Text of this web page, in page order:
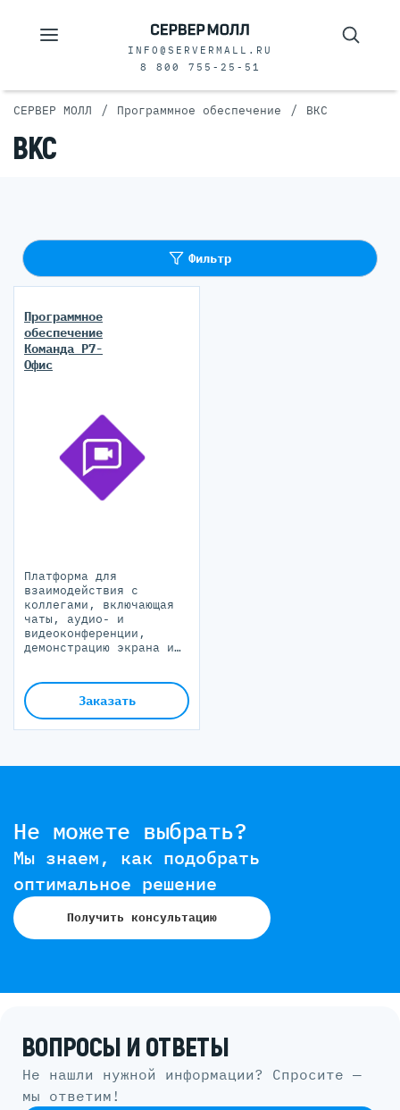
INFO@SERVERMALL.RU
8 800 755-25-51
СЕРВЕР МОЛЛ / Программное обеспечение / ВКС
ВКС
Фильтр
Программное
обеспечение
Команда Р7-
Офис
Платформа для
взаимодействия с
коллегами, включающая
чаты, аудио- и
видеоконференции,
демонстрацию экрана и
Заказать
Не можете выбрать?
Мы знаем, как подобрать
оптимальное решение
Получить консультацию
ВОПРОСЫ И ОТВЕТЫ
Не нашли нужной информации? Спросите —
мы ответим!